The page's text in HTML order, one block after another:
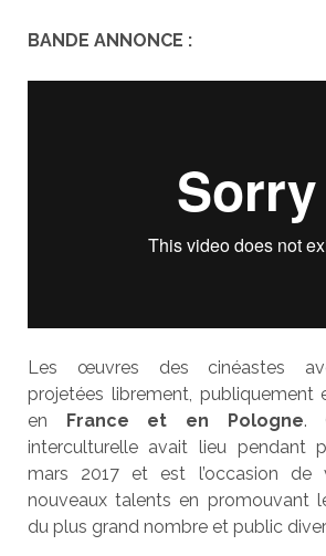
BANDE ANNONCE :
Les œuvres des cinéastes
projetées librement, publiquement
en
France et en Pologne.
interculturelle avait lieu pendant
mars 2017 et est l’occasion de
nouveaux talents en promouvant
du plus grand nombre et public